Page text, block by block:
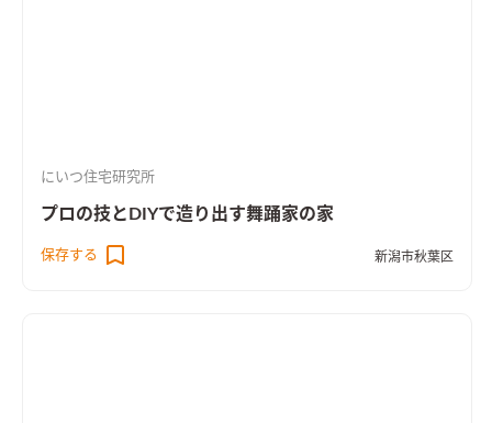
にいつ住宅研究所
プロの技とDIYで造り出す舞踊家の家
保存する 新潟市秋葉区